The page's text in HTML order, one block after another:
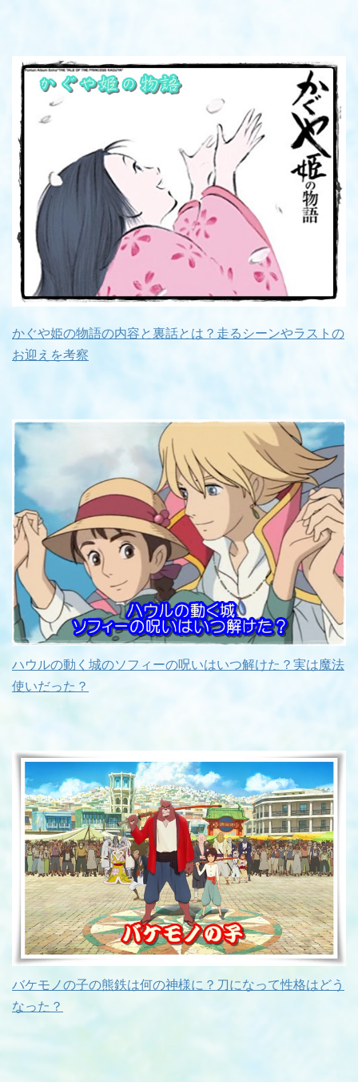
かぐや姫の物語の内容と裏話とは？走るシーンやラストの
お迎えを考察
ハウルの動く城のソフィーの呪いはいつ解けた？実は魔法
使いだった？
バケモノの子の熊鉄は何の神様に？刀になって性格はどう
なった？